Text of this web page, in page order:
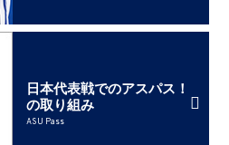
日本代表戦でのアスパス！
の取り組み
ASU Pass